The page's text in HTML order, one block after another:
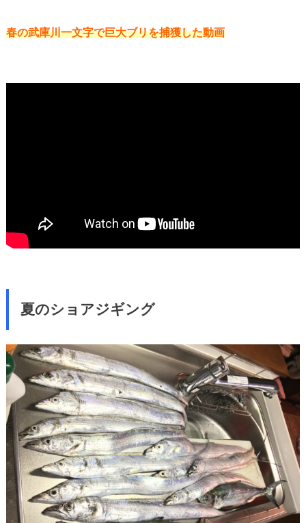
春の武庫川一文字で巨大ブリを捕獲した動画
夏のショアジギング